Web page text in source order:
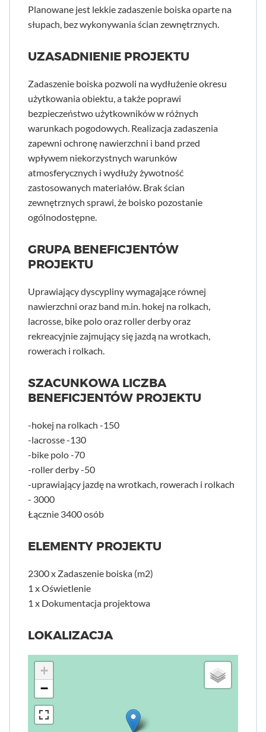
Planowane jest lekkie zadaszenie boiska oparte na
słupach, bez wykonywania ścian zewnętrznych.
UZASADNIENIE PROJEKTU
Zadaszenie boiska pozwoli na wydłużenie okresu
użytkowania obiektu, a także poprawi
bezpieczeństwo użytkowników w różnych
warunkach pogodowych. Realizacja zadaszenia
zapewni ochronę nawierzchni i band przed
wpływem niekorzystnych warunków
atmosferycznych i wydłuży żywotność
zastosowanych materiałów. Brak ścian
zewnętrznych sprawi, że boisko pozostanie
ogólnodostępne.
GRUPA BENEFICJENTÓW
PROJEKTU
Uprawiający dyscypliny wymagające równej
nawierzchni oraz band m.in. hokej na rolkach,
lacrosse, bike polo oraz roller derby oraz
rekreacyjnie zajmujący się jazdą na wrotkach,
rowerach i rolkach.
SZACUNKOWA LICZBA
BENEFICJENTÓW PROJEKTU
-hokej na rolkach -150
-lacrosse -130
-bike polo -70
-roller derby -50
-uprawiający jazdę na wrotkach, rowerach i rolkach
- 3000
Łącznie 3400 osób
ELEMENTY PROJEKTU
2300 x Zadaszenie boiska (m2)
1 x Oświetlenie
1 x Dokumentacja projektowa
LOKALIZACJA
+
−